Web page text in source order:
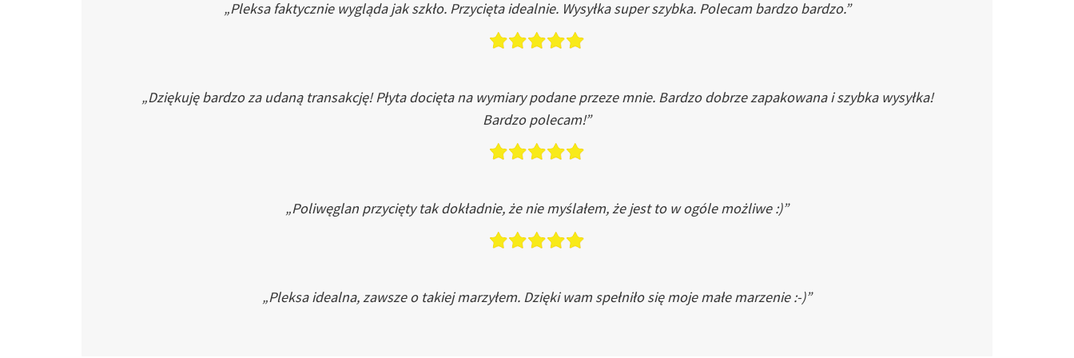
„Pleksa faktycznie wygląda jak szkło. Przycięta idealnie. Wysyłka super szybka. Polecam bardzo bardzo.”
„Dziękuję bardzo za udaną transakcję! Płyta docięta na wymiary podane przeze mnie. Bardzo dobrze zapakowana i szybka wysyłka!
Bardzo polecam!”
„Poliwęglan przycięty tak dokładnie, że nie myślałem, że jest to w ogóle możliwe :)”
„Pleksa idealna, zawsze o takiej marzyłem. Dzięki wam spełniło się moje małe marzenie :-)”